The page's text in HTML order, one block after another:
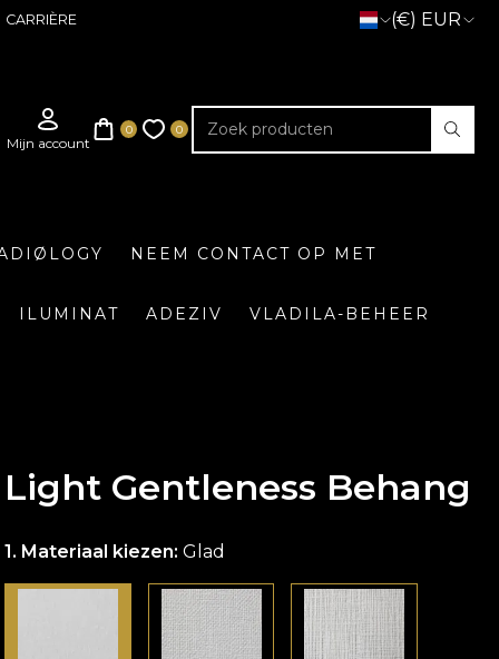
CARRIÈRE (€) EUR
NEEM CONTACT OP MET
ILUMINAT ADEZIV VLADILA-BEHEER
Light Gentleness Behang
Materiaal kiezen:Glad